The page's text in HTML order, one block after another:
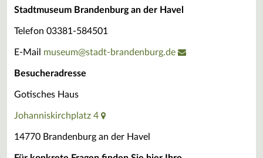
Stadtmuseum Brandenburg an der Havel
Telefon 03381-584501
E-Mail museum@stadt-brandenburg.de
Besucheradresse
Gotisches Haus
Johanniskirchplatz 4
14770 Brandenburg an der Havel